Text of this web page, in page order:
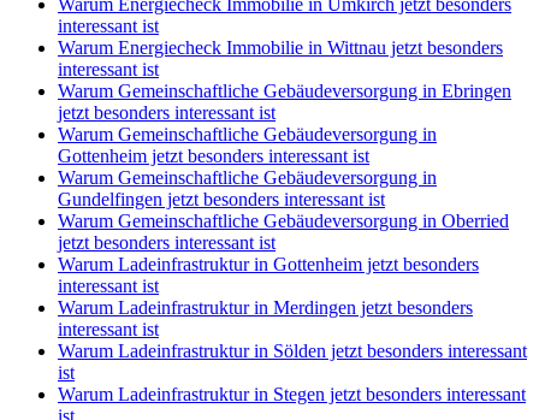
Warum Energiecheck Immobilie in Umkirch jetzt besonders
interessant ist
Warum Energiecheck Immobilie in Wittnau jetzt besonders
interessant ist
Warum Gemeinschaftliche Gebäudeversorgung in Ebringen
jetzt besonders interessant ist
Warum Gemeinschaftliche Gebäudeversorgung in
Gottenheim jetzt besonders interessant ist
Warum Gemeinschaftliche Gebäudeversorgung in
Gundelfingen jetzt besonders interessant ist
Warum Gemeinschaftliche Gebäudeversorgung in Oberried
jetzt besonders interessant ist
Warum Ladeinfrastruktur in Gottenheim jetzt besonders
interessant ist
Warum Ladeinfrastruktur in Merdingen jetzt besonders
interessant ist
Warum Ladeinfrastruktur in Sölden jetzt besonders interessant
ist
Warum Ladeinfrastruktur in Stegen jetzt besonders interessant